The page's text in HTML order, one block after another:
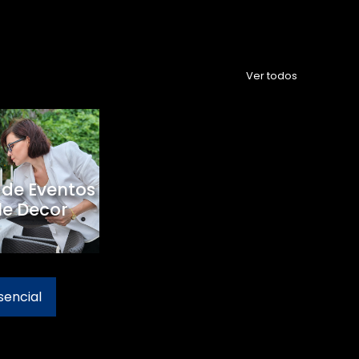
Ver todos
Eventos
Decor